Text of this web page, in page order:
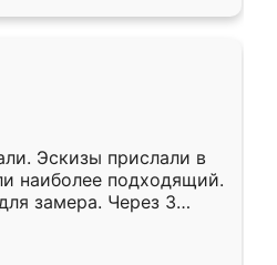
Эскизы прислали в
наиболее подходящий.
замера. Через 3
готова. Остались
Ренессанс